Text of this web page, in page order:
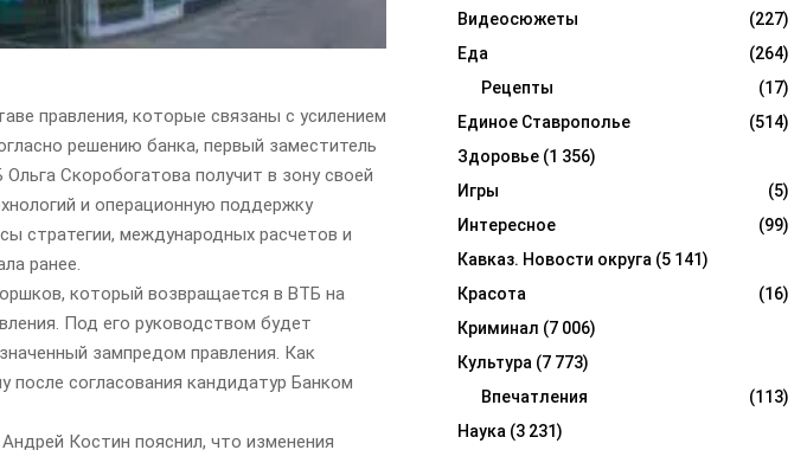
правления, которые связаны с усилением
решению банка, первый заместитель
Скоробогатова получит в зону своей
и операционную поддержку
стратегии, международных расчетов и
ранее.
который возвращается в ВТБ на
Под его руководством будет
зампредом правления. Как
после согласования кандидатур Банком
Костин пояснил, что изменения
Видеосюжеты
(227)
Еда
(264)
Рецепты
(17)
Единое Ставрополье
(514)
Здоровье (1 356)
Игры
(5)
Интересное
(99)
Кавказ. Новости округа (5 141)
Красота
(16)
Криминал (7 006)
Культура (7 773)
Впечатления
(113)
Наука (3 231)